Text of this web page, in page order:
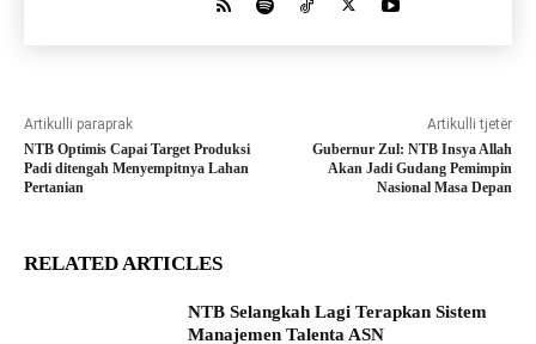
Artikulli paraprak
NTB Optimis Capai Target Produksi
Padi ditengah Menyempitnya Lahan
Pertanian
Artikulli tjetër
Gubernur Zul: NTB Insya Allah
Akan Jadi Gudang Pemimpin
Nasional Masa Depan
RELATED ARTICLES
NTB Selangkah Lagi Terapkan Sistem
Manajemen Talenta ASN